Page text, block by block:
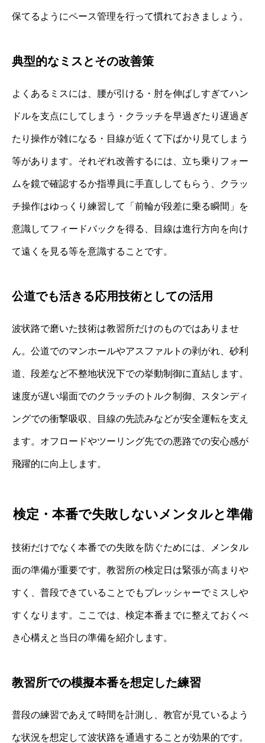
保てるようにペース管理を行って慣れておきましょう。
典型的なミスとその改善策
よくあるミスには、腰が引ける・肘を伸ばしすぎてハン
ドルを支点にしてしまう・クラッチを早過ぎたり遅過ぎ
たり操作が雑になる・目線が近くて下ばかり見てしまう
等があります。それぞれ改善するには、立ち乗りフォー
ムを鏡で確認するか指導員に手直ししてもらう、クラッ
チ操作はゆっくり練習して「前輪が段差に乗る瞬間」を
意識してフィードバックを得る、目線は進行方向を向け
て遠くを見る等を意識することです。
公道でも活きる応用技術としての活用
波状路で磨いた技術は教習所だけのものではありませ
ん。公道でのマンホールやアスファルトの剥がれ、砂利
道、段差など不整地状況下での挙動制御に直結します。
速度が遅い場面でのクラッチのトルク制御、スタンディ
ングでの衝撃吸収、目線の先読みなどが安全運転を支え
ます。オフロードやツーリング先での悪路での安心感が
飛躍的に向上します。
検定・本番で失敗しないメンタルと準備
技術だけでなく本番での失敗を防ぐためには、メンタル
面の準備が重要です。教習所の検定日は緊張が高まりや
すく、普段できていることでもプレッシャーでミスしや
すくなります。ここでは、検定本番までに整えておくべ
き心構えと当日の準備を紹介します。
教習所での模擬本番を想定した練習
普段の練習であえて時間を計測し、教官が見ているよう
な状況を想定して波状路を通過することが効果的です。